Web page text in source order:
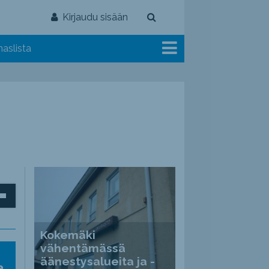
Kirjaudu sisään
Kokemäki
vähentämässä
äänestysalueita ja -